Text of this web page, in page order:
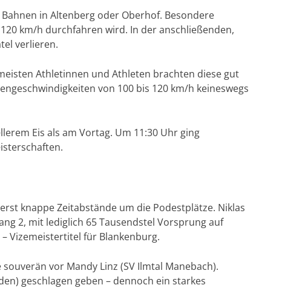
in Altenberg oder Oberhof. Besondere
km/h durchfahren wird. In der anschließenden,
verlieren.
Athletinnen und Athleten brachten diese gut
von 100 bis 120 km/h keineswegs
Eis als am Vortag. Um 11:30 Uhr ging
knappe Zeitabstände um die Podestplätze. Niklas
2, mit lediglich 65 Tausendstel Vorsprung auf
Vizemeistertitel für Blankenburg.
vor Mandy Linz (SV Ilmtal Manebach).
geschlagen geben – dennoch ein starkes